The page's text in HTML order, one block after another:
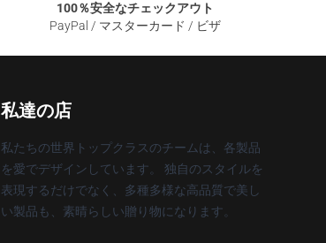
100％安全なチェックアウト
PayPal / マスターカード / ビザ
私達の店
私たちの世界トップクラスのチームは、各製品
を愛でデザインしています。 独自のスタイルを
表現するだけでなく、多種多様な高品質で美し
い製品も、素晴らしい贈り物になります。